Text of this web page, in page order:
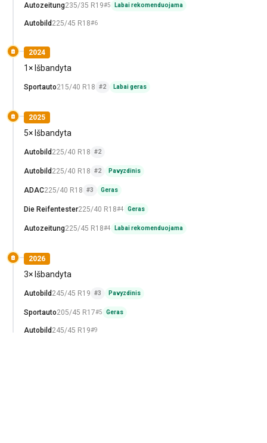
Autozeitung235/35 R19#5 Labai rekomenduojama
Autobild 225/45 R18#6
2024
1× Išbandyta
Sportauto215/40 R18 #2 Labai geras
2025
5× Išbandyta
Autobild 225/40 R18 #2
Autobild 225/40 R18 #2 Pavyzdinis
ADAC225/40 R18 #3 Geras
Die Reifentester225/40 R18#4 Geras
Autozeitung225/45 R18#4 Labai rekomenduojama
2026
3× Išbandyta
Autobild 245/45 R19 #3 Pavyzdinis
Sportauto205/45 R17#5 Geras
Autobild 245/45 R19#9